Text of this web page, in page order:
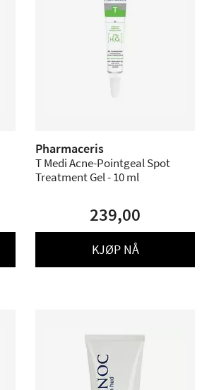
Pharmaceris
T Medi Acne-Pointgeal Spot
Treatment Gel - 10 ml
239,00
KJØP NÅ